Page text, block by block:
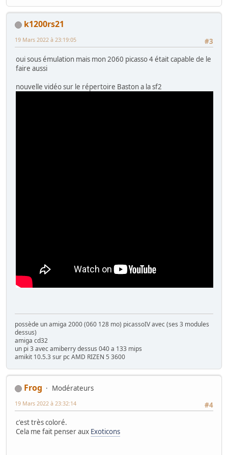
k1200rs21
#3
19 Mars 2022 à 23:19:05
oui sous émulation mais mon 2060 picasso 4 était capable de le
faire aussi
nouvelle vidéo sur le répertoire Baston a la sf2
possède un amiga 2000 (060 128 mo) picassoIV avec (ses 3 modules
dessus)
amiga cd32
un pi 3 avec amiberry dessus 040 a 133 mips
amikit 10.5.3 sur pc AMD RIZEN 5 3600
Frog
Modérateurs
#4
19 Mars 2022 à 23:32:14
c'est très coloré.
Cela me fait penser aux Exoticons